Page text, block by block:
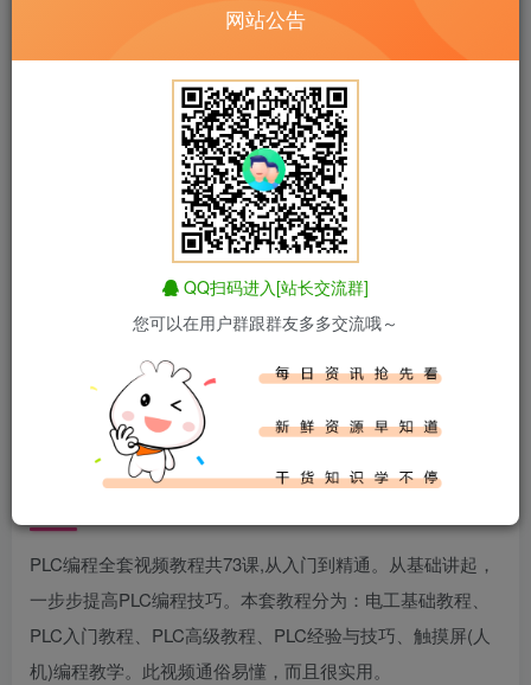
PLC编程入门精通73节全套教程
登录查看
正文开始阅读，请点击右上角“关注”按钮，关注作者
------正文内容展示，开始汲取新知识------
PLC编程全套视频教程共73课,从入门到精通。从基础讲起，
一步步提高PLC编程技巧。本套教程分为：电工基础教程、
PLC入门教程、PLC高级教程、PLC经验与技巧、触摸屏(人
机)编程教学。此视频通俗易懂，而且很实用。
网站公告
QQ扫码进入[站长交流群]
您可以在用户群跟群友多多交流哦～